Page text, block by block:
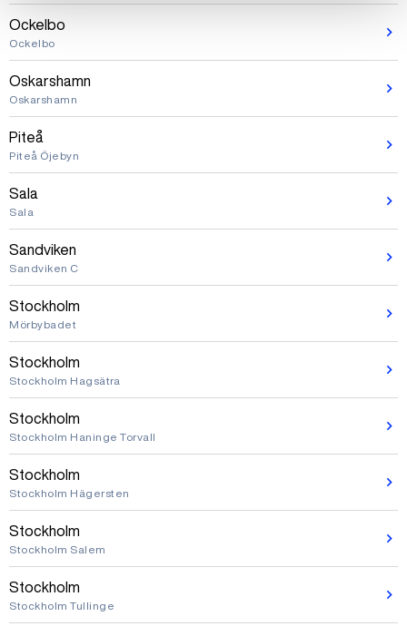
Ockelbo
Ockelbo
Oskarshamn
Oskarshamn
Piteå
Piteå Öjebyn
Sala
Sala
Sandviken
Sandviken C
Stockholm
Mörbybadet
Stockholm
Stockholm Hagsätra
Stockholm
Stockholm Haninge Torvall
Stockholm
Stockholm Hägersten
Stockholm
Stockholm Salem
Stockholm
Stockholm Tullinge